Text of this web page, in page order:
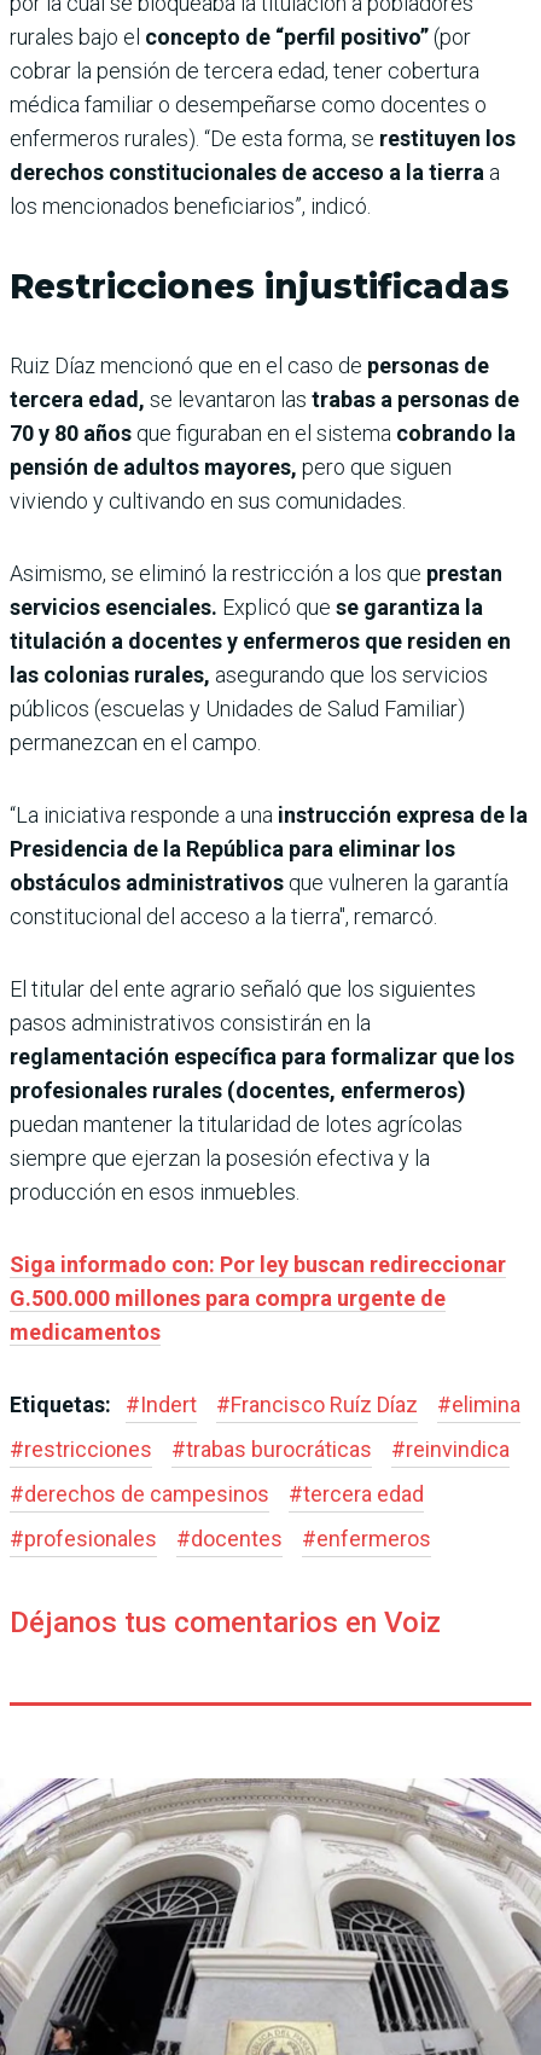
rurales bajo el concepto de “perfil positivo”(por
cobrar la pensión de tercera edad, tener cobertura
médica familiar o desempeñarse como docentes o
enfermeros rurales). “De esta forma, se restituyen los
derechos constitucionales de acceso a la tierra a
los mencionados beneficiarios”, indicó.
Restricciones injustificadas
Ruiz Díaz mencionó que en el caso de personas de
tercera edad, se levantaron las trabas a personas de
70 y 80 años que figuraban en el sistema cobrando la
pensión de adultos mayores, pero que siguen
viviendo y cultivando en sus comunidades.
Asimismo, se eliminó la restricción a los que prestan
servicios esenciales. Explicó que se garantiza la
titulación a docentes y enfermeros que residen en
las colonias rurales, asegurando que los servicios
públicos (escuelas y Unidades de Salud Familiar)
permanezcan en el campo.
“​La iniciativa responde a una instrucción expresa de la
Presidencia de la República para eliminar los
obstáculos administrativos que vulneren la garantía
constitucional del acceso a la tierra", remarcó.
El titular del ente agrario señaló que los ​siguientes
pasos administrativos consistirán en la
reglamentación específica para formalizar que los
profesionales rurales (docentes, enfermeros)
puedan mantener la titularidad de lotes agrícolas
siempre que ejerzan la posesión efectiva y la
producción en esos inmuebles.
Siga informado con: Por ley buscan redireccionar
G.500.000 millones para compra urgente de
medicamentos
Etiquetas: #Indert #Francisco Ruíz Díaz #elimina
#restricciones #trabas burocráticas #reinvindica
#derechos de campesinos #tercera edad
#profesionales #docentes #enfermeros
Déjanos tus comentarios en Voiz